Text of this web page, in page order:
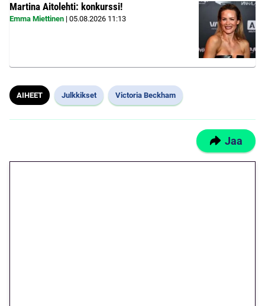
Martina Aitolehti: konkurssi!
Emma Miettinen | 05.08.2026 11:13
AIHEET Julkkikset Victoria Beckham
Jaa